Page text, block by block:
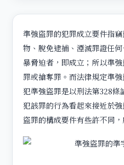
準強盜罪的犯罪成立要件指
物、脫免逮捕、湮滅罪證任
暴脅迫者，即成立；所以準
罪或搶奪罪。而法律規定準
犯準強盜罪是以刑法第328條
犯該罪的行為看起來接近於
盜罪的構成要件有些許不同